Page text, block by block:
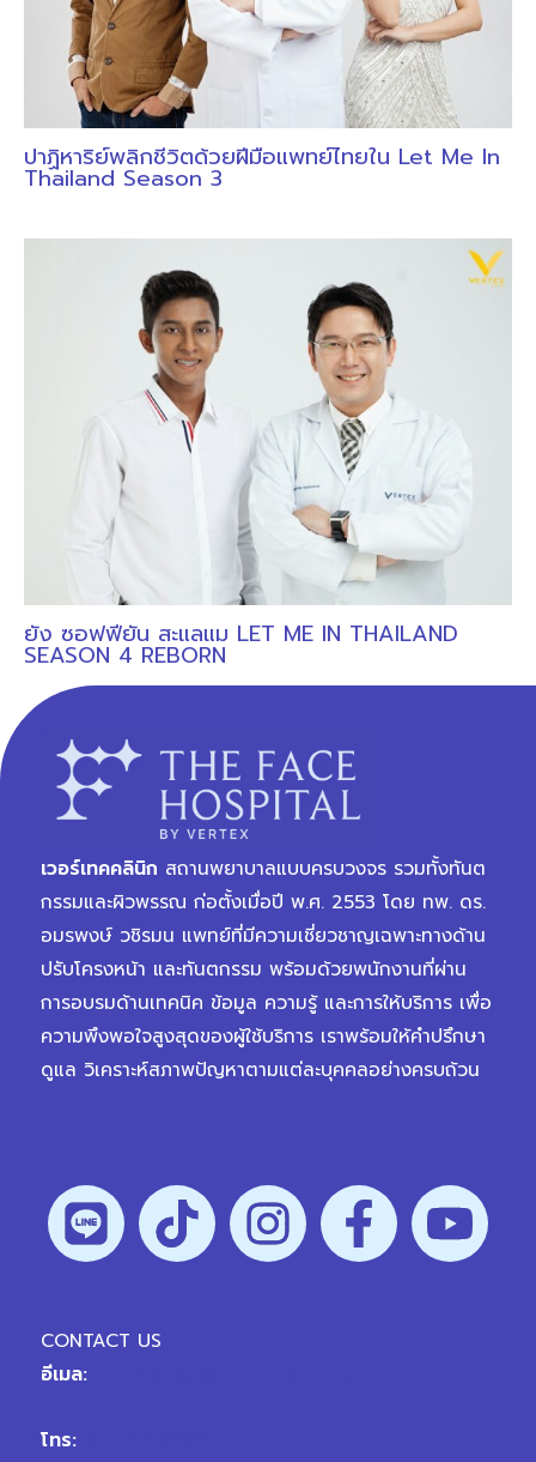
ปาฏิหาริย์พลิกชีวิตด้วยฝีมือแพทย์ไทยใน Let Me In
Thailand Season 3
ยัง ซอฟฟียัน สะแลแม LET ME IN THAILAND
SEASON 4 REBORN
เวอร์เทคคลินิก สถานพยาบาลแบบครบวงจร รวมทั้งทันต
กรรมและผิวพรรณ ก่อตั้งเมื่อปี พ.ศ. 2553 โดย ทพ. ดร.
อมรพงษ์ วชิรมน แพทย์ที่มีความเชี่ยวชาญเฉพาะทางด้าน
ปรับโครงหน้า และทันตกรรม พร้อมด้วยพนักงานที่ผ่าน
การอบรมด้านเทคนิค ข้อมูล ความรู้ และการให้บริการ เพื่อ
ความพึงพอใจสูงสุดของผู้ใช้บริการ เราพร้อมให้คำปรึกษา
ดูแล วิเคราะห์สภาพปัญหาตามแต่ละบุคคลอย่างครบถ้วน
CONTACT US
อีเมล:
โทร: